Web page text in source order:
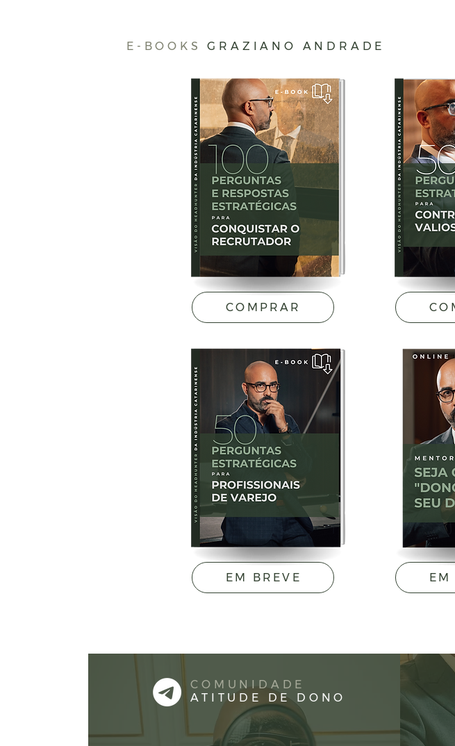
beneficiar diante da falta
E-BOOKS GRAZIANO ANDRADE
COMPRAR
EM BREVE EM
COMUNIDADE
ATITUDE DE DONO